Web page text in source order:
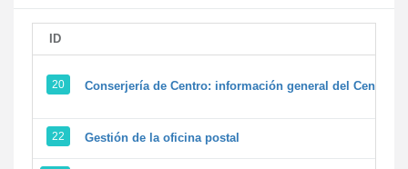
ID
20 Conserjería de Centro: información general del Centro y
22 Gestión de la oficina postal